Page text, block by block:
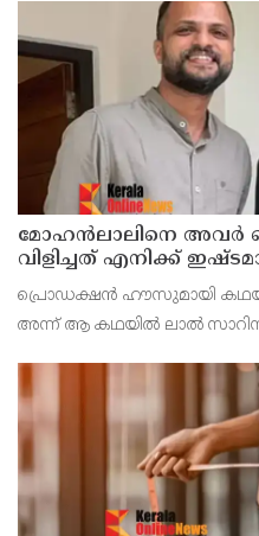
ബുധനാഴ്ച വൈകിട്ട്
മോഹന്‍ലാലിനെ അവര്‍
വിളിച്ചത് എനിക്ക്
പ്രൊജക്ടില്‍ നിന്ന്
ആന്റണി ജോസഫ്
പ്രൊഡക്ഷന്‍ ഹൗസുമായി
അന്ന് ആ കഥയില്‍ ലാല്‍